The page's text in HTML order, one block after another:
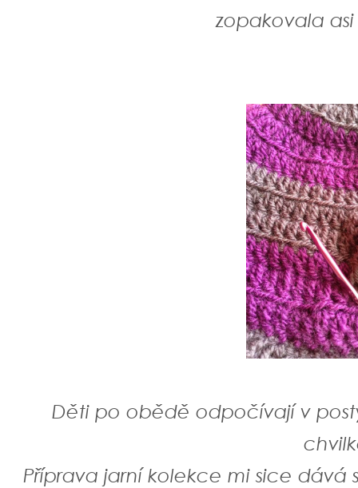
zopakovala
Děti po obědě odpočívají v
Příprava jarní kolekce mi sice